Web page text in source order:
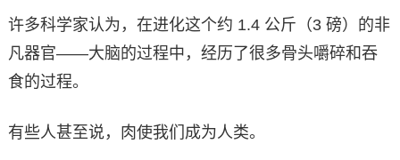
许多科学家认为，在进化这个约 1.4 公斤（3 磅）的非
凡器官——大脑的过程中，经历了很多骨头嚼碎和吞
食的过程。
有些人甚至说，肉使我们成为人类。